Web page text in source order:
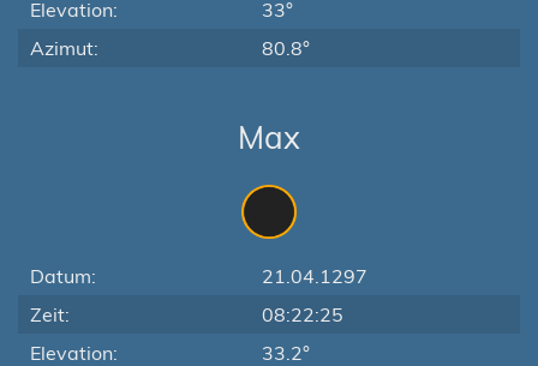
Elevation:
33°
Azimut:
80.8°
Max
Datum:
21.04.1297
Zeit:
08:22:25
Elevation:
33.2°